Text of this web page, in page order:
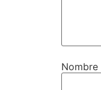
Nombre